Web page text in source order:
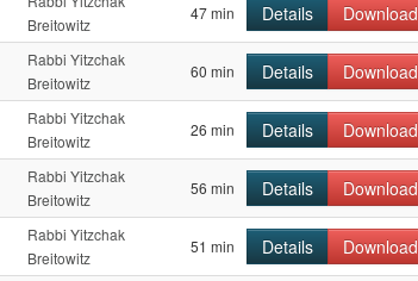
Breitowitz
47 min Details Download
Rabbi Yitzchak
Breitowitz
60 min Details Download
Rabbi Yitzchak
Breitowitz
26 min Details Download
Rabbi Yitzchak
Breitowitz
56 min Details Download
Rabbi Yitzchak
Breitowitz
51 min Details Download